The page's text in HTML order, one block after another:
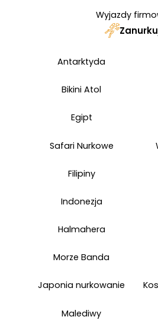
Wyjazdy
Antarktyda
Bikini Atol
Egipt
Safari Nurkowe
Filipiny
Indonezja
Halmahera
Morze Banda
Japonia nurkowanie
Malediwy